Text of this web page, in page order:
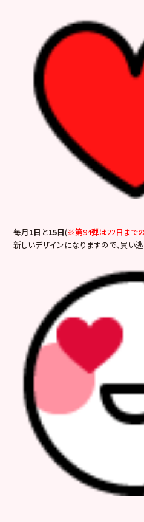
毎月1日 と15日(※第94弾は22日まで
新しいデザインになりますので、買い